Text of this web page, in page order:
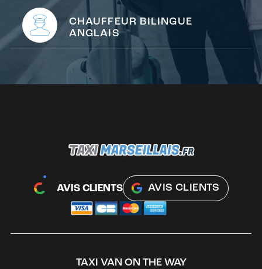
CHAUFFEUR BILINGUE
ANGLAIS
AVIS CLIENTS AVIS CLIENTS
TAXI VAN ON THE WAY